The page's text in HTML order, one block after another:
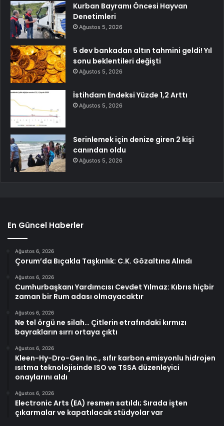
Kurban Bayramı Öncesi Hayvan
Denetimleri
Ağustos 5, 2026
5 dev bankadan altın tahmini geldi! Yıl
sonu beklentileri değişti
Ağustos 5, 2026
İstihdam Endeksi Yüzde 1,2 Arttı
Ağustos 5, 2026
Serinlemek için denize giren 2 kişi
canından oldu
Ağustos 5, 2026
En Güncel Haberler
Ağustos 6, 2026
Çorum’da Bıçakla Taşkınlık: C.K. Gözaltına Alındı
Ağustos 6, 2026
Cumhurbaşkanı Yardımcısı Cevdet Yılmaz: Kıbrıs hiçbir
zaman bir Rum adası olmayacaktır
Ağustos 6, 2026
Ne tel örgü ne silah… Çitlerin etrafındaki kırmızı
bayrakların sırrı ortaya çıktı
Ağustos 6, 2026
Kleen-Hy-Dro-Gen Inc., sıfır karbon emisyonlu hidrojen
ısıtma teknolojisinde ISO ve TSSA düzenleyici
onaylarını aldı
Ağustos 6, 2026
Electronic Arts (EA) resmen satıldı; Sırada işten
çıkarmalar ve kapatılacak stüdyolar var